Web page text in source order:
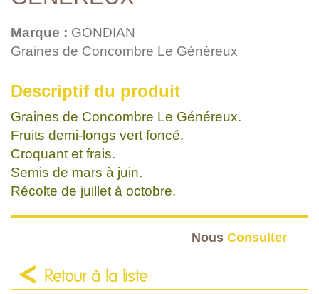
Marque : GONDIAN
Graines de Concombre Le Généreux
Descriptif du produit
Graines de Concombre Le Généreux.
Fruits demi-longs vert foncé.
Croquant et frais.
Semis de mars à juin.
Récolte de juillet à octobre.
Nous Consulter
Retour à la liste